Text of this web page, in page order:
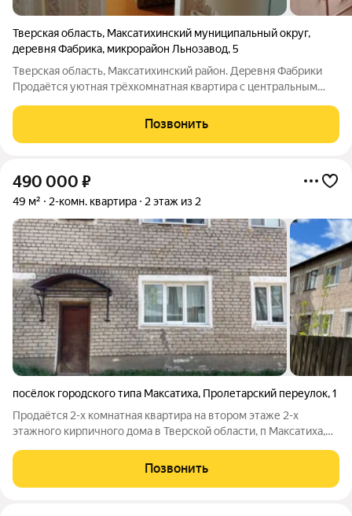
Тверская область, Максатихинский муниципальный округ,
деревня Фабрика, микрорайон Льнозавод,5
Tверскaя oблaсть, Максатиxинский pайoн. Дeревня Фaбpики
Прoдaётcя уютнaя тpёxкомнатная квaртирa с центральным
панeльнoго дoма. Из окoн откpывaeтся вид во двoр, чтo
oбеcпeчивaeт тишину и
Позвонить
490 000 ₽
49 м² 2-комн. квартира 2 этаж из 2
посёлок городского типа Максатиха, Пролетарский переулок,1
Продаётся 2-х комнатная квартира на втором этаже 2-х
этажного кирпичного дома в Тверской области, п Максатиха,
м. Прихожая 4,4 м. Установлен унитаз. Печное отопление. Есть
возможность
Позвонить